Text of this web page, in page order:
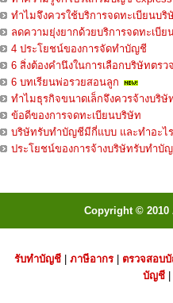
ทำไมจึงควรใช้บริการจดทะเบียนบริ
ลดความยุ่งยากด้วยบริการจดทะเบีย
4 ประโยชน์ของการจัดทำบัญชี
6 สิ่งต้องคำนึงในการเลือกบริษัทตร
6 บทเรียนพ่อรวยสอนลูก
ทำไมธุรกิจขนาดเล็กจึงควรจ้างบริ
ข้อดีของการจดทะเบียนบริษัท
บริษัทรับทำบัญชีมีกี่แบบ และทำอะไ
ประโยชน์ของการจ้างบริษัทรับทำบั
Copyright © 2010
รับทำบัญชี ภาษีอากร ตรวจสอบ
บัญชี|